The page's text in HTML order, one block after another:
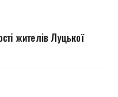
жителів Луцької